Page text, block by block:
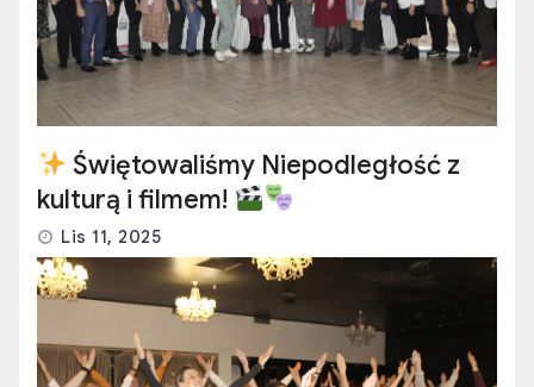
Świętowaliśmy Niepodległość z
kulturą i filmem!
Lis 11, 2025